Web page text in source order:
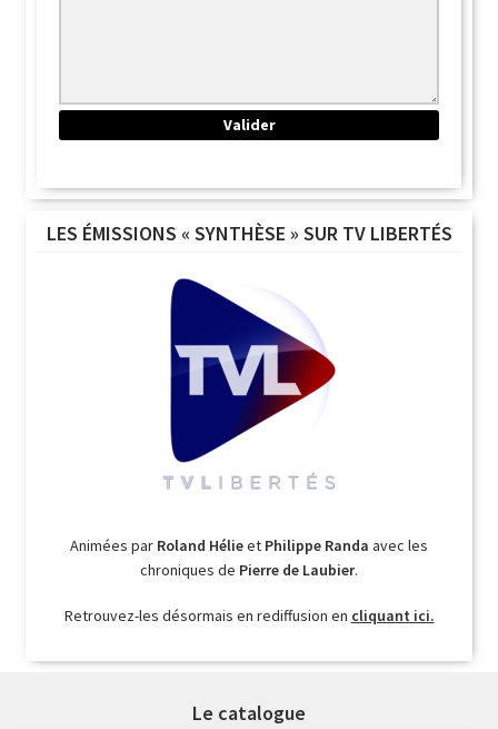
LES ÉMISSIONS « SYNTHÈSE » SUR TV LIBERTÉS
Animées par Roland Hélieet Philippe Randa avec les
chroniques de Pierre de Laubier.
Retrouvez-les désormais en rediffusion en cliquant ici.
Le catalogue